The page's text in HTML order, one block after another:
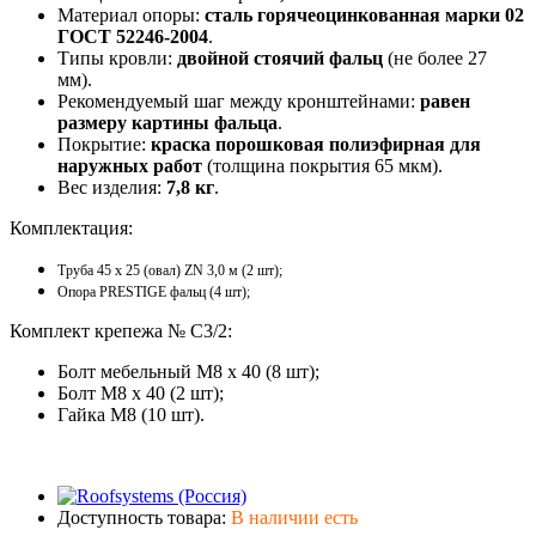
Материал опоры: сталь горячеоцинкованная марки 02
ГОСТ 52246-2004.
Типы кровли: двойной стоячий фальц (не более 27
мм).
Рекомендуемый шаг между кронштейнами: равен
размеру картины фальца.
Покрытие: краска порошковая полиэфирная для
наружных работ (толщина покрытия 65 мкм).
Вес изделия: 7,8 кг.
Комплектация:
Труба 45 x 25 (овал) ZN 3,0 м (2 шт);
Опора PRESTIGE фальц (4 шт);
Комплект крепежа № С3/2:
Болт мебельный M8 х 40 (8 шт);
Болт M8 х 40 (2 шт);
Гайка M8 (10 шт).
Доступность товара: В наличии есть